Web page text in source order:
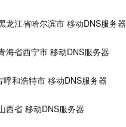
江省哈尔滨市 移动DNS服务器
省西宁市 移动DNS服务器
和浩特市 移动DNS服务器
省 移动DNS服务器